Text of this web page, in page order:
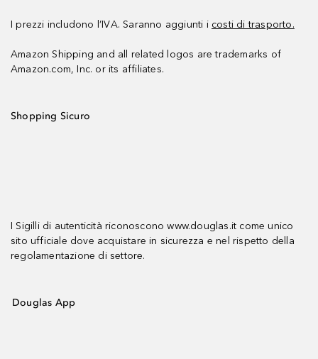
I prezzi includono l’IVA. Saranno aggiunti i costi di trasporto.
Amazon Shipping and all related logos are trademarks of
Amazon.com, Inc. or its affiliates.
Shopping Sicuro
I Sigilli di autenticità riconoscono www.douglas.it come unico
sito ufficiale dove acquistare in sicurezza e nel rispetto della
regolamentazione di settore.
Douglas App